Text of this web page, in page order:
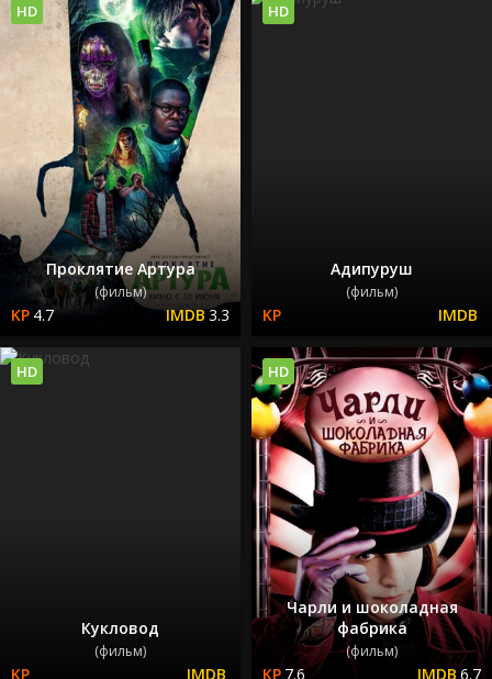
Проклятие Артура
(фильм)
4.7 3.3
HD
Адипуруш
(фильм)
HD
Кукловод
(фильм)
HD
Чарли и шоколадная
фабрика
(фильм)
7.6 6.7
HD